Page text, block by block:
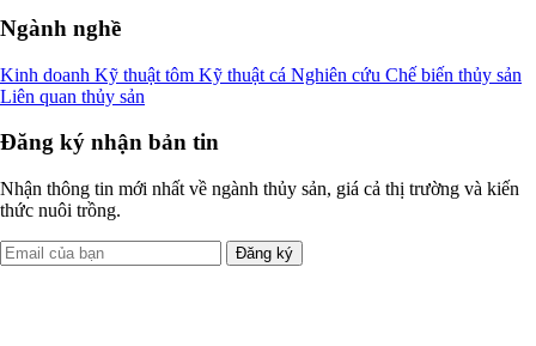
Ngành nghề
Kinh doanh Kỹ thuật tôm Kỹ thuật cá Nghiên cứu Chế biến thủy sản
Liên quan thủy sản
Đăng ký nhận bản tin
Nhận thông tin mới nhất về ngành thủy sản, giá cả thị trường và kiến
thức nuôi trồng.
Đăng ký